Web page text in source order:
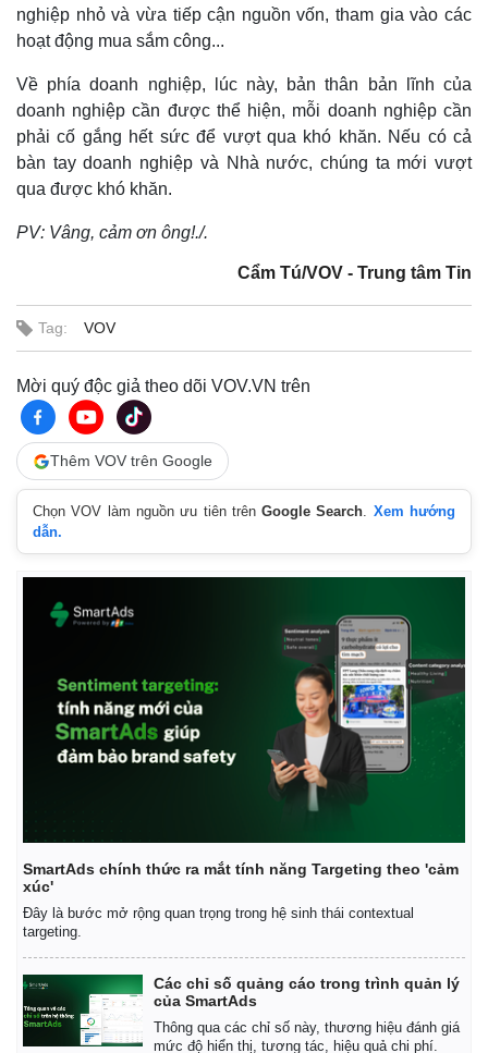
Kinh tế
Bất động sản
Khởi nghiệp
Tiêu dùng
Chứng khoán
Giá cà phê
nghiệp nhỏ và vừa tiếp cận nguồn vốn, tham gia vào các
hoạt động mua sắm công...
Về phía doanh nghiệp, lúc này, bản thân bản lĩnh của
doanh nghiệp cần được thể hiện, mỗi doanh nghiệp cần
phải cố gắng hết sức để vượt qua khó khăn. Nếu có cả
bàn tay doanh nghiệp và Nhà nước, chúng ta mới vượt
qua được khó khăn.
PV: Vâng, cảm ơn ông!./.
Cẩm Tú/VOV - Trung tâm Tin
Tag: VOV
Mời quý độc giả theo dõi VOV.VN trên
Thêm VOV trên Google
Chọn VOV làm nguồn ưu tiên trênGoogle Search. Xem hướng
dẫn.
SmartAds chính thức ra mắt tính năng Targeting theo 'cảm
xúc'
Đây là bước mở rộng quan trọng trong hệ sinh thái contextual
targeting.
Các chỉ số quảng cáo trong trình quản lý
của SmartAds
Thông qua các chỉ số này, thương hiệu đánh giá
mức độ hiển thị, tương tác, hiệu quả chi phí.